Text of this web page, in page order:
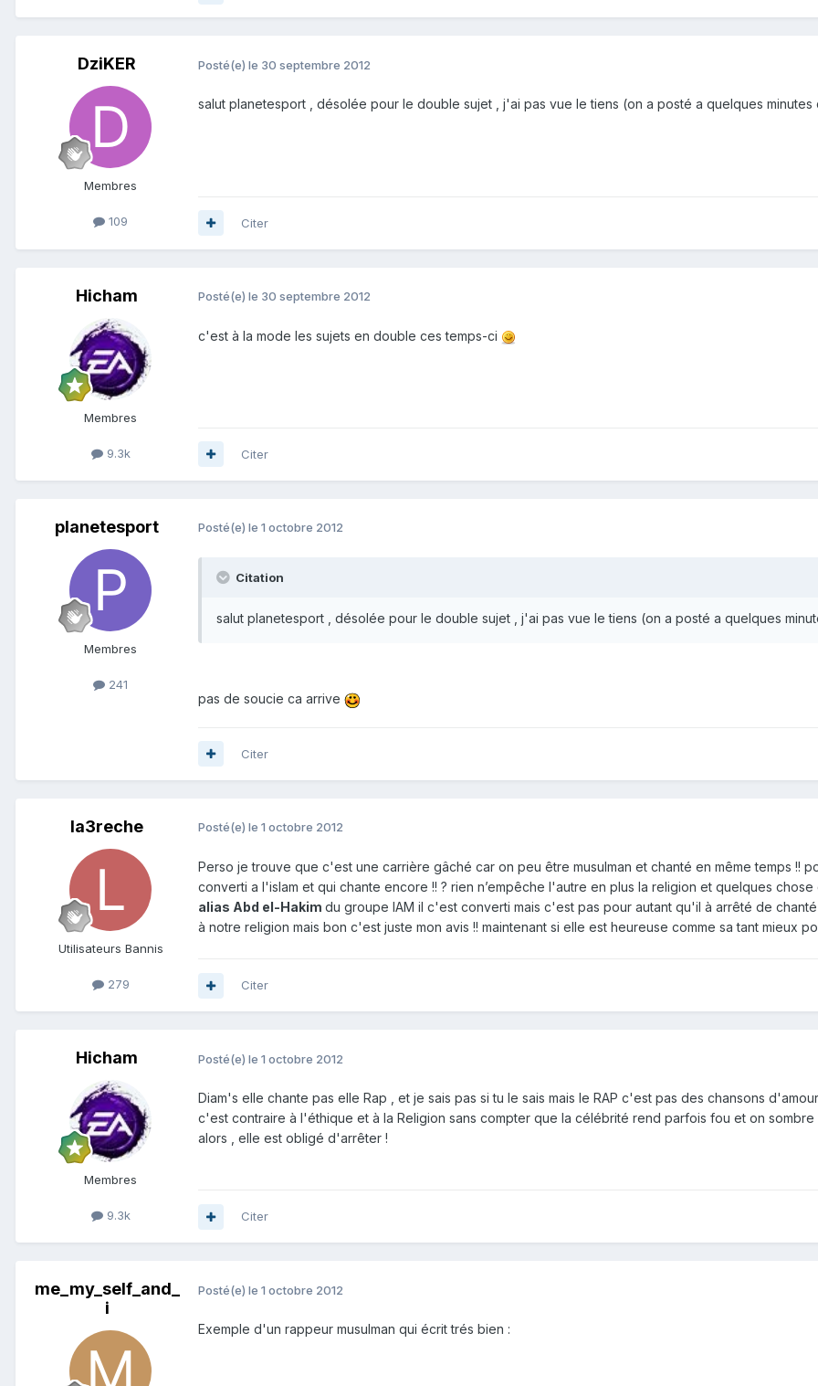
DziKER
Membres
109
Posté(e) le 30 septembre 2012
salut planetesport , désolée pour le double sujet , j'ai pas vue le tiens (on a posté a quelques
Citer
Hicham
Membres
9.3k
Posté(e) le 30 septembre 2012
c'est à la mode les sujets en double ces temps-ci
Citer
planetesport
Membres
241
Posté(e) le 1 octobre 2012
Citation
salut planetesport , désolée pour le double sujet , j'ai pas vue le tiens (on a posté a quelques
pas de soucie ca arrive
Citer
la3reche
Utilisateurs Bannis
279
Posté(e) le 1 octobre 2012
Perso je trouve que c'est une carrière gâché car on peu être musulman et chanté en même temps !!
converti a l'islam et qui chante encore !! ? rien n’empêche l'autre en plus la religion et quelques
alias Abd el-Hakim du groupe IAM il c'est converti mais c'est pas pour autant qu'il à arrêté de
à notre religion mais bon c'est juste mon avis !! maintenant si elle est heureuse comme sa tant mieux
Citer
Hicham
Membres
9.3k
Posté(e) le 1 octobre 2012
Diam's elle chante pas elle Rap , et je sais pas si tu le sais mais le RAP c'est pas des chansons
c'est contraire à l'éthique et à la Religion sans compter que la célébrité rend parfois fou et on
alors , elle est obligé d'arrêter !
Citer
me_my_self_and_
i
Posté(e) le 1 octobre 2012
Exemple d'un rappeur musulman qui écrit trés bien :